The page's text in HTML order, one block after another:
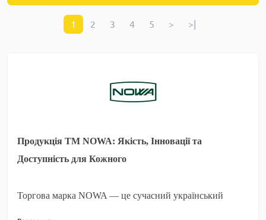
1 2 3 4 5 > >|
Продукція ТМ NOWA: Якість, Інновації та
Доступність для Кожного
Торгова марка NOWA — це сучасний український